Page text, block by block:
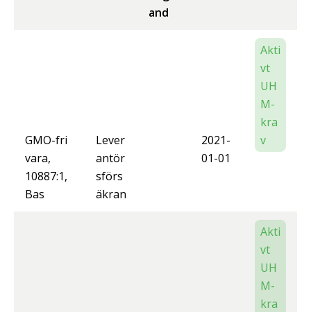
and
GMO-fri
vara,
10887:1,
Bas
Lever
antör
sförs
äkran
2021-
01-01
Akti
vt
UH
M-
kra
v
Akti
vt
UH
M-
kra